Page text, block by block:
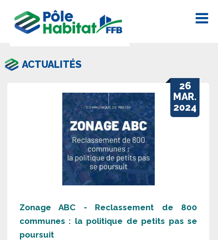
ACTUALITÉS
26
MAR.
2024
Zonage ABC - Reclassement de 800
communes : la politique de petits pas se
poursuit